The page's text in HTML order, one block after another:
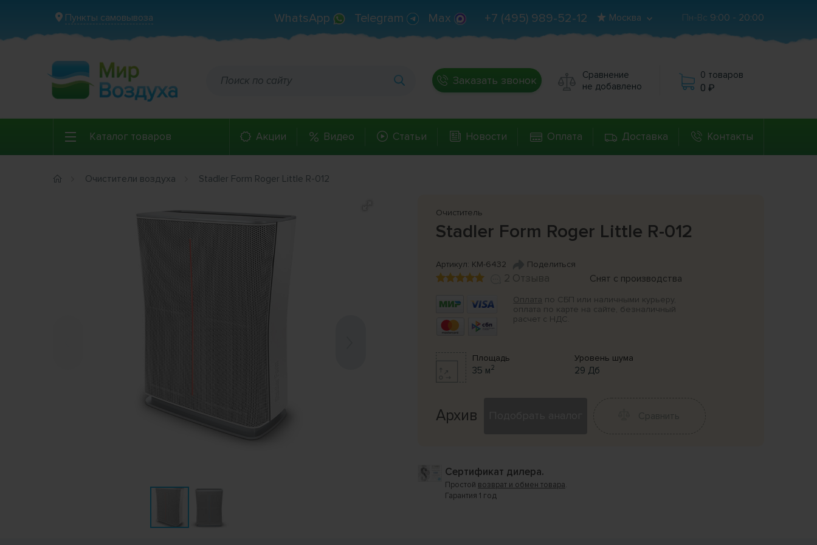
Пункты самовывоза Пн-Вс 9:00 - 20:00
Москва
+7 (495) 989-52-12
WhatsApp Telegram Max
Заказать звонок
Сравнение
не добавлено
0 товаров
0
Каталог товаров Акции Видео Статьи Новости Оплата Доставка Контакты
Очистители воздуха Stadler Form Roger Little R-012
Очиститель
Stadler Form Roger Little R-012
Артикул: КМ-6432 Поделиться
2 Отзыва Снят с производства
Оплата по СБП или наличными курьеру,
оплата по карте на сайте, безналичный
расчет с НДС.
Площадь
35 м2
Уровень шума
29 Дб
Архив
Сертификат дилера.
Простой возврат и обмен товара.
Гарантия 1 год